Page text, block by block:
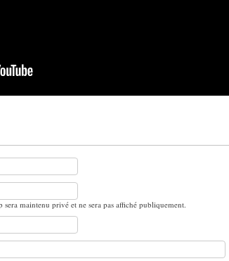
sera maintenu privé et ne sera pas affiché publiquement.